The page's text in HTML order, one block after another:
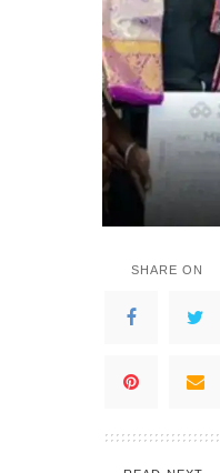
SHARE ON